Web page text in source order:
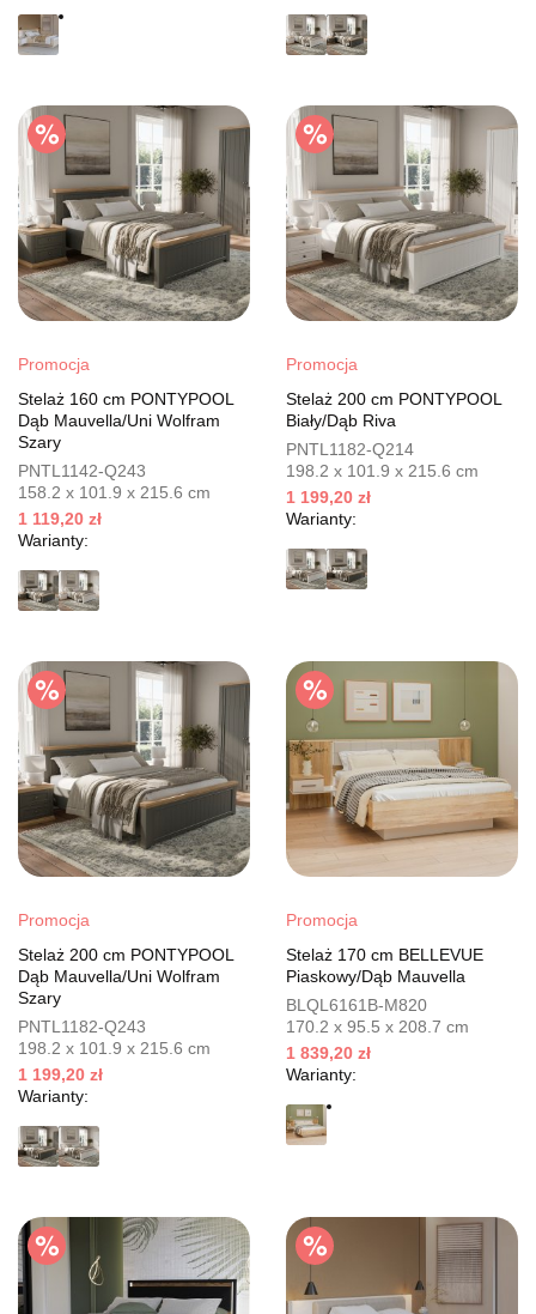
Promocja
Stelaż 160 cm PONTYPOOL
Dąb Mauvella/Uni Wolfram
Szary
PNTL1142-Q243
158.2 x 101.9 x 215.6 cm
1 119,20 zł
Warianty:
Promocja
Stelaż 200 cm PONTYPOOL
Biały/Dąb Riva
PNTL1182-Q214
198.2 x 101.9 x 215.6 cm
1 199,20 zł
Warianty:
Promocja
Stelaż 200 cm PONTYPOOL
Dąb Mauvella/Uni Wolfram
Szary
PNTL1182-Q243
198.2 x 101.9 x 215.6 cm
1 199,20 zł
Warianty:
Promocja
Stelaż 170 cm BELLEVUE
Piaskowy/Dąb Mauvella
BLQL6161B-M820
170.2 x 95.5 x 208.7 cm
1 839,20 zł
Warianty: